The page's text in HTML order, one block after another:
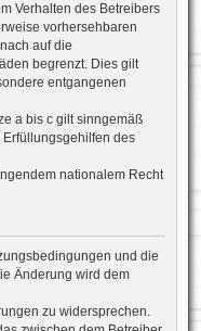
Verhalten des Betreibers
vorhersehbaren
auf die
begrenzt. Dies gilt
entgangenen
a bis c gilt sinngemäß
des
nationalem Recht
und die
Änderung wird dem
zu widersprechen.